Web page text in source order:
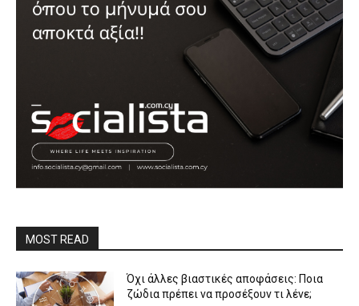
MOST READ
Όχι άλλες βιαστικές αποφάσεις: Ποια
ζώδια πρέπει να προσέξουν τι λένε;